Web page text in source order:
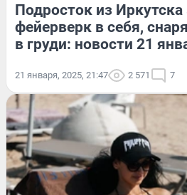
Подросток из Иркутска
фейерверк в себя,
в груди: новости 21
21 января, 2025, 21:47 2 571 7